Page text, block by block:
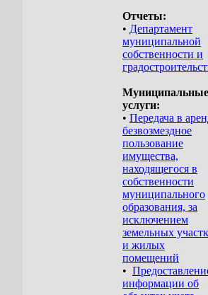
Отчеты:
• Департамент
муниципальной
собственности и
Муниципальные
услуги:
• Передача в
безвозмездное
пользование
имущества,
находящегося в
собственности
муниципального
образования, за
исключением
земельных
и жилых
помещений
•
информации об